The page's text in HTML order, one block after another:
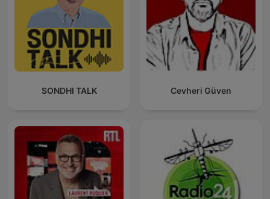
SONDHI TALK Cevheri Güven